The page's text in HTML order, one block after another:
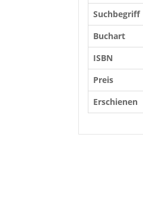
Suchbegriff
Buchart
ISBN
Preis
Erschienen